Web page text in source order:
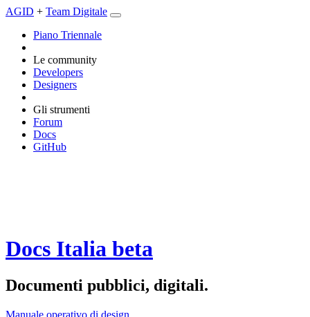
AGID + Team Digitale
Piano Triennale
Le community
Developers
Designers
Gli strumenti
Forum
Docs
GitHub
Docs Italia beta
Documenti pubblici, digitali.
Manuale operativo di design